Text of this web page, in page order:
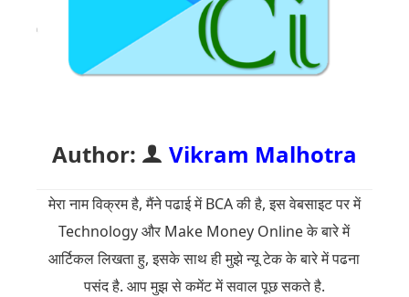
Author: Vikram Malhotra
मेरा नाम विक्रम है, मैंने पढाई में BCA की है, इस वेबसाइट पर में
Technology और Make Money Online के बारे में
आर्टिकल लिखता हु, इसके साथ ही मुझे न्यू टेक के बारे में पढना
पसंद है. आप मुझ से कमेंट में सवाल पूछ सकते है.